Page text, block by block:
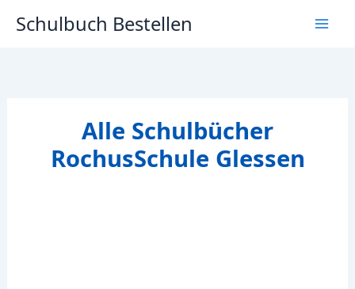
InhaltSchulbuch Bestellen
Alle Schulbücher
RochusSchule Glessen